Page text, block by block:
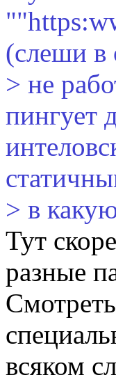
(слеши в
> не
пингует
> в
Тут
разные
всяком